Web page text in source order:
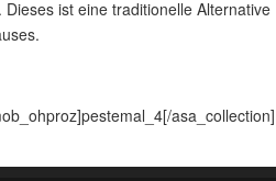
ist eine traditionelle Alternative
asa_collection]